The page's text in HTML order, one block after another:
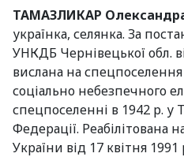
ТАМАЗЛИКАР
українка, селянка. За
УНКДБ Чернівецької обл.
вислана на
соціально небезпечного
спецпоселенні в 1942 р. у
Федерації. Реабілітована
України від 17 квітня 1991